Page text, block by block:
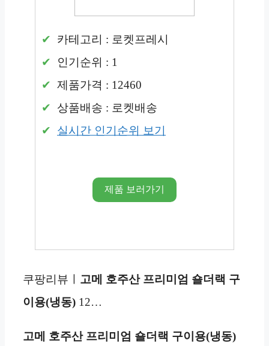
카테고리 : 로켓프레시
인기순위 : 1
제품가격 : 12460
상품배송 : 로켓배송
실시간 인기순위 보기
제품 보러가기
쿠팡리뷰ㅣ 고메 호주산 프리미엄 숄더랙 구
이용(냉동) 12…
고메 호주산 프리미엄 숄더랙 구이용(냉동)